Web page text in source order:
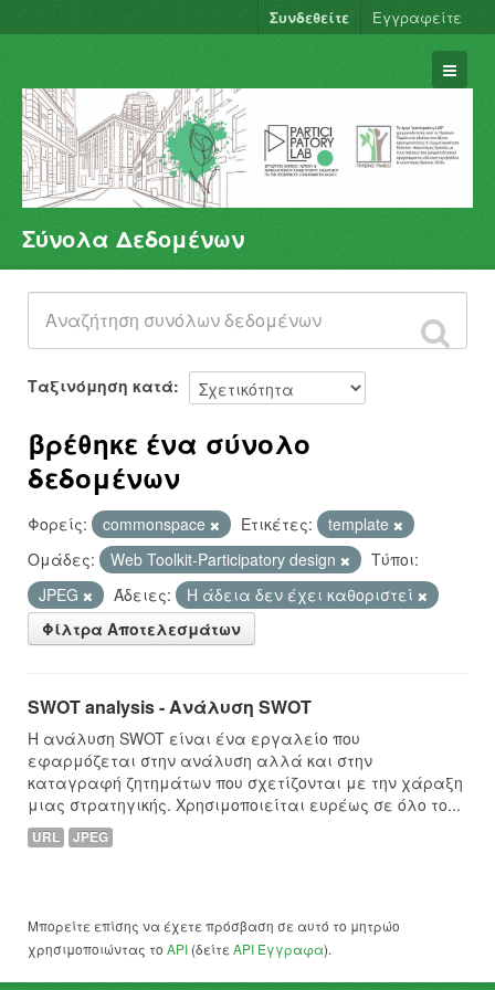
Συνδεθείτε Εγγραφείτε
Σύνολα Δεδομένων
Φορείς
Ομάδες
Σχετικά
Σύνολα Δεδομένων
Ταξινόμηση κατά
βρέθηκε ένα σύνολο
δεδομένων
Φορείς: commonspace Ετικέτες:
template
Ομάδες:
Web Toolkit-Participatory design
Τύποι:
JPEG
Άδειες:
Η άδεια δεν έχει καθοριστεί
Φίλτρα Αποτελεσμάτων
SWOT analysis - Ανάλυση SWOT
Η ανάλυση SWOT είναι ένα εργαλείο που
εφαρμόζεται στην ανάλυση αλλά και στην
καταγραφή ζητημάτων που σχετίζονται με την χάραξη
μιας στρατηγικής. Χρησιμοποιείται ευρέως σε όλο το...
URL JPEG
Μπορείτε επίσης να έχετε πρόσβαση σε αυτό το μητρώο
χρησιμοποιώντας το API (δείτε API Έγγραφα).